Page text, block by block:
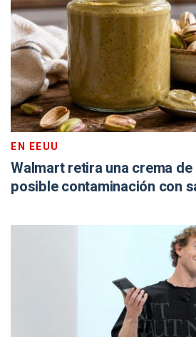
EN EEUU
Walmart retira una crema
posible contaminación con